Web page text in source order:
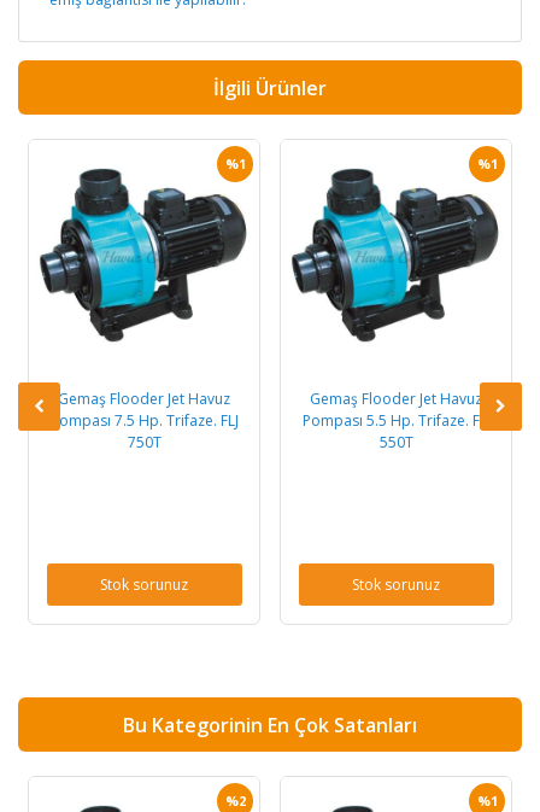
İlgili Ürünler
%1
Gemaş Flooder Jet Havuz
Pompası 7.5 Hp. Trifaze. FLJ
750T
Stok sorunuz
%1
Gemaş Flooder Jet Havuz
Pompası 5.5 Hp. Trifaze. FLJ
550T
Stok sorunuz
Bu Kategorinin En Çok Satanları
%2 %1